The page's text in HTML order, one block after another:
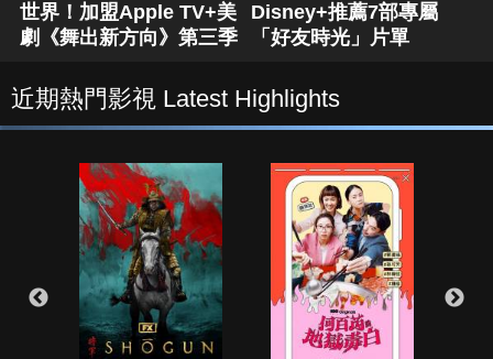
世界！加盟Apple TV+美
劇《舞出新方向》第三季
Disney+推薦7部專屬
「好友時光」片單
近期熱門影視 Latest Highlights